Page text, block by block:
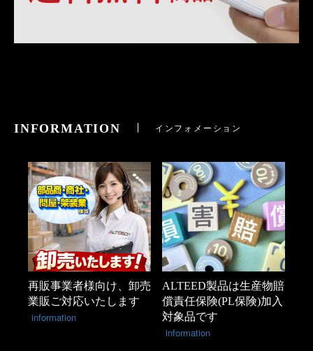
INFORMATION インフォメーション
再販事業者様向け、卸売
業販ご対応いたします
information
ALTEED製品は生産物賠
償責任保険(PL保険)加入
対象品です
information